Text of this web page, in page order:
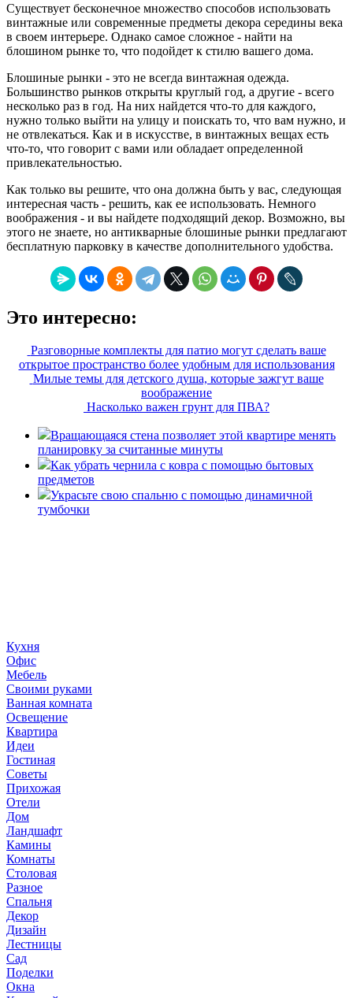
Существует бесконечное множество способов использовать
винтажные или современные предметы декора середины века
в своем интерьере. Однако самое сложное - найти на
блошином рынке то, что подойдет к стилю вашего дома.
Блошиные рынки - это не всегда винтажная одежда.
Большинство рынков открыты круглый год, а другие - всего
несколько раз в год. На них найдется что-то для каждого,
нужно только выйти на улицу и поискать то, что вам нужно, и
не отвлекаться. Как и в искусстве, в винтажных вещах есть
что-то, что говорит с вами или обладает определенной
привлекательностью.
Как только вы решите, что она должна быть у вас, следующая
интересная часть - решить, как ее использовать. Немного
воображения - и вы найдете подходящий декор. Возможно, вы
этого не знаете, но антикварные блошиные рынки предлагают
бесплатную парковку в качестве дополнительного удобства.
Это интересно:
Разговорные комплекты для патио могут сделать ваше
открытое пространство более удобным для использования
Милые темы для детского душа, которые зажгут ваше
воображение
Насколько важен грунт для ПВА?
Вращающаяся стена позволяет этой квартире менять
планировку за считанные минуты
Как убрать чернила с ковра с помощью бытовых
предметов
Украсьте свою спальню с помощью динамичной
тумбочки
Кухня
Офис
Мебель
Своими руками
Ванная комната
Освещение
Квартира
Идеи
Гостиная
Советы
Прихожая
Отели
Дом
Ландшафт
Камины
Комнаты
Столовая
Разное
Спальня
Декор
Дизайн
Лестницы
Сад
Поделки
Окна